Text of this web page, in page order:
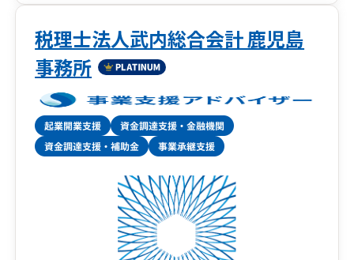
税理士法人武内総合会計 鹿児島
事務所